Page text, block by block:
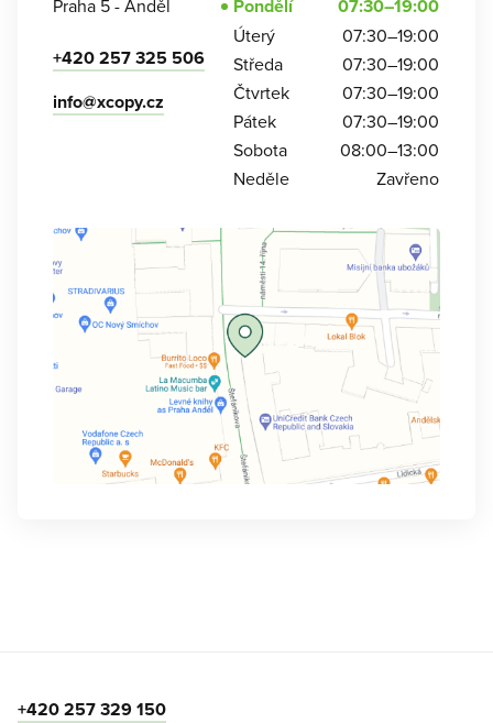
Praha 5 - Anděl
+420 257 325 506
info@xcopy.cz
Pondělí
07:30–19:00
Úterý
07:30–19:00
Středa
07:30–19:00
Čtvrtek
07:30–19:00
Pátek
07:30–19:00
Sobota
08:00–13:00
Neděle
Zavřeno
+420 257 329 150